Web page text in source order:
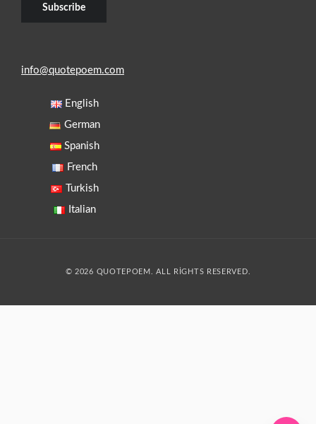
info@quotepoem.com
English
German
Spanish
French
Turkish
Italian
© 2026 QUOTEPOEM. ALL RIGHTS RESERVED.